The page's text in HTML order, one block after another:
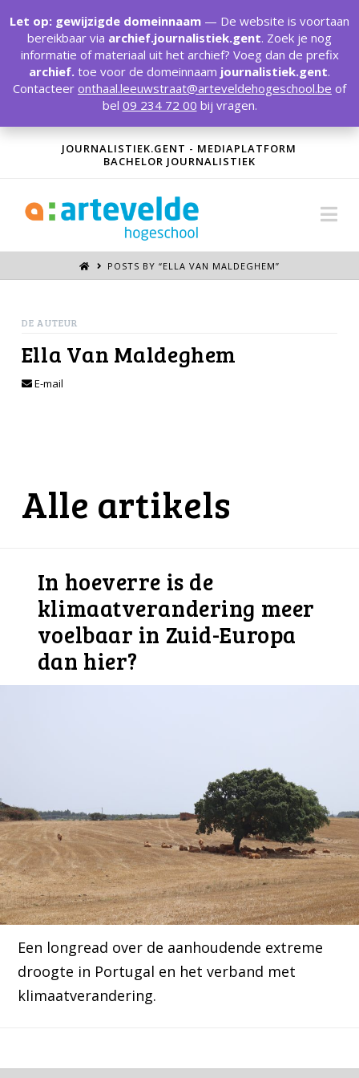
JOURNALISTIEK.GENT - MEDIAPLATFORM
BACHELOR JOURNALISTIEK
POSTS BY “ELLA VAN MALDEGHEM”
DE AUTEUR
Ella Van Maldeghem
E-mail
Alle artikels
In hoeverre is de
klimaatverandering meer
voelbaar in Zuid-Europa
dan hier?
Een longread over de aanhoudende extreme
droogte in Portugal en het verband met
klimaatverandering.
Let op: gewijzigde domeinnaam — De website is voortaan
bereikbaar via archief.journalistiek.gent. Zoek je nog
informatie of materiaal uit het archief? Voeg dan de prefix
archief. toe voor de domeinnaam journalistiek.gent.
Contacteer onthaal.leeuwstraat@arteveldehogeschool.be of
bel 09 234 72 00 bij vragen.